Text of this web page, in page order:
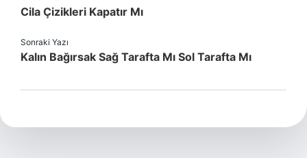
Cila Çizikleri Kapatır Mı
Sonraki Yazı
Kalın Bağırsak Sağ Tarafta Mı Sol Tarafta Mı